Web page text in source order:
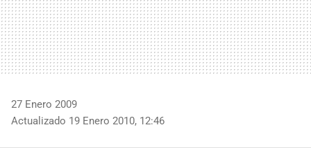
27 Enero 2009
Actualizado 19 Enero 2010, 12:46